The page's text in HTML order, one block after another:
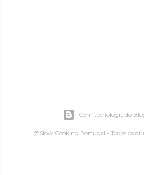
Com tecnologia do
@Slow Cooking Portugal - Todos os